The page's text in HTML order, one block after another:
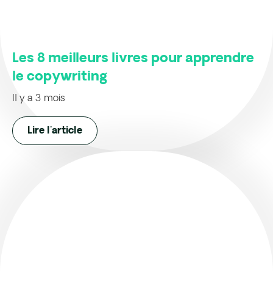
Les 8 meilleurs livres pour apprendre
le copywriting
Il y a 3 mois
Lire l'article